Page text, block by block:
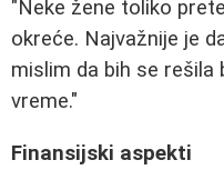
"Neke žene toliko
okreće. Najvažnije je
mislim da bih se
vreme."
Finansijski aspekti